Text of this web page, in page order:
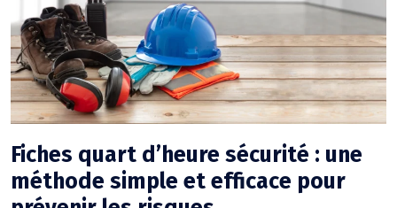
Fiches quart d’heure sécurité : une
méthode simple et efficace pour